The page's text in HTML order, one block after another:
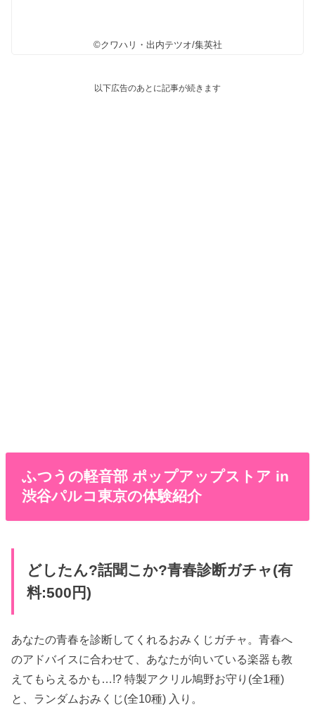
©クワハリ・出内テツオ/集英社
以下広告のあとに記事が続きます
ふつうの軽音部 ポップアップストア in
渋谷パルコ東京の体験紹介
どしたん?話聞こか?青春診断ガチャ(有
料:500円)
あなたの青春を診断してくれるおみくじガチャ。青春へ
のアドバイスに合わせて、あなたが向いている楽器も教
えてもらえるかも…!? 特製アクリル鳩野お守り(全1種)
と、ランダムおみくじ(全10種) 入り。